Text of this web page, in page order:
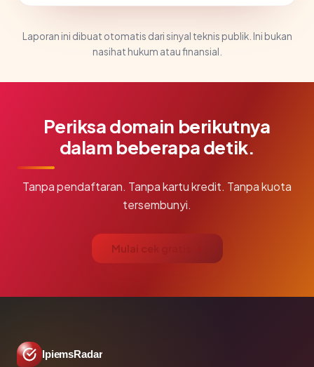
Laporan ini dibuat otomatis dari sinyal teknis publik. Ini bukan
nasihat hukum atau finansial.
Periksa domain berikutnya
dalam beberapa detik.
Tanpa pendaftaran. Tanpa kartu kredit. Tanpa kuota
tersembunyi.
Mulai cek gratis →
IpiemsRadar